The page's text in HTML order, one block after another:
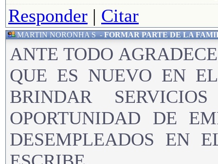
Responder | Citar
MARTIN NORONHA S-FORMAR PARTE DE LA
ANTE TODO
QUE ES NUEVO EN
BRINDAR
OPORTUNIDAD DE
DESEMPLEADOS EN